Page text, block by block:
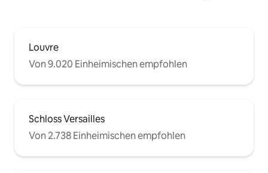
Louvre
Von 9.020 Einheimischen empfohlen
Schloss Versailles
Von 2.738 Einheimischen empfohlen